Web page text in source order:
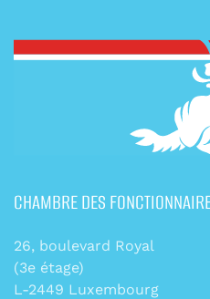
CHAMBRE DES
26, boulevard Royal
(3e étage)
L-2449 Luxembourg